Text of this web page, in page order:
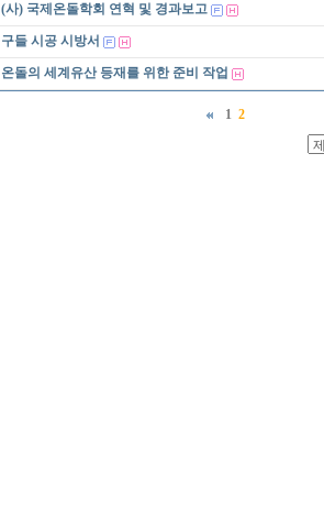
(사) 국제온돌학회 연혁 및 경과보고
구들 시공 시방서
온돌의 세계유산 등재를 위한 준비 작업
1 2